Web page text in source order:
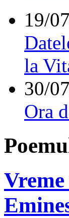
19/
la
30/
Ora